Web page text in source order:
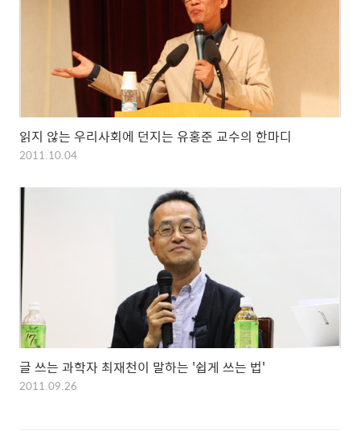
읽지 않는 우리사회에 던지는 유홍준 교수의 한마디
2011.10.04
글 쓰는 과학자 최재천이 말하는 '쉽게 쓰는 법'
2011.09.26